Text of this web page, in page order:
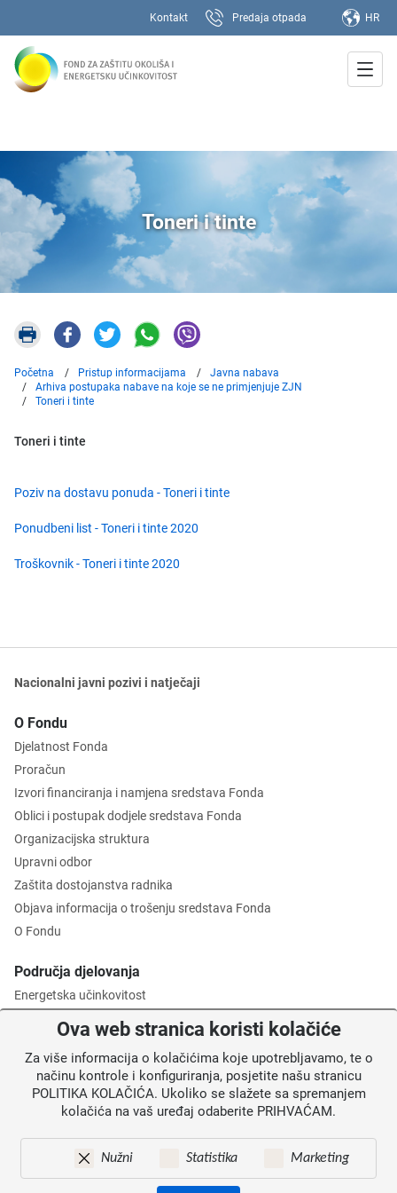
Kontakt Predaja otpada HR
Toneri i tinte
Početna Pristup informacijama
Javna nabava
Arhiva postupaka nabave na koje se ne primjenjuje ZJN
Toneri i tinte
Toneri i tinte
Poziv na dostavu ponuda - Toneri i tinte
Ponudbeni list - Toneri i tinte 2020
Troškovnik - Toneri i tinte 2020
Nacionalni javni pozivi i natječaji
O Fondu
Djelatnost Fonda
Proračun
Izvori financiranja i namjena sredstava Fonda
Oblici i postupak dodjele sredstava Fonda
Organizacijska struktura
Upravni odbor
Zaštita dostojanstva radnika
Objava informacija o trošenju sredstava Fonda
O Fondu
Područja djelovanja
Energetska učinkovitost
Posredničko tijelo razine 2
Informacije za korisnike
Mapa weba
Ova web stranica koristi kolačiće
Za više informacija o kolačićima koje upotrebljavamo, te o
načinu kontrole i konfiguriranja, posjetite našu stranicu
POLITIKA KOLAČIĆA. Ukoliko se slažete sa spremanjem
kolačića na vaš uređaj odaberite PRIHVAĆAM.
Nužni Statistika Marketing